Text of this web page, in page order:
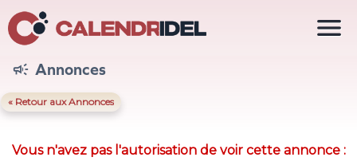
 Annonces
« Retour aux Annonces
Vous n'avez pas l'autorisation de voir cette annonce :
